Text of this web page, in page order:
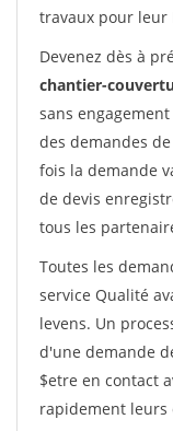
travaux pour leur
Devenez dès à
chantier-
sans
des demandes
fois la demande
de devis
tous les
Toutes les
service Qualité
levens. Un
d'une demande
$etre en contact
rapidement leurs